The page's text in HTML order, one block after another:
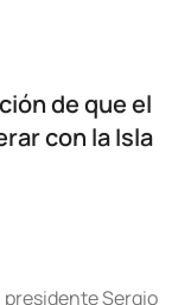
de que el
con la Isla
presidente Sergio